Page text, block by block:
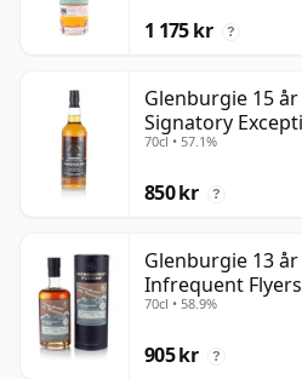
1 175 kr ?
Glenburgie 15
Signatory
70cl • 57.1%
850 kr ?
Glenburgie 13
Infrequent Flyers
70cl • 58.9%
905 kr ?